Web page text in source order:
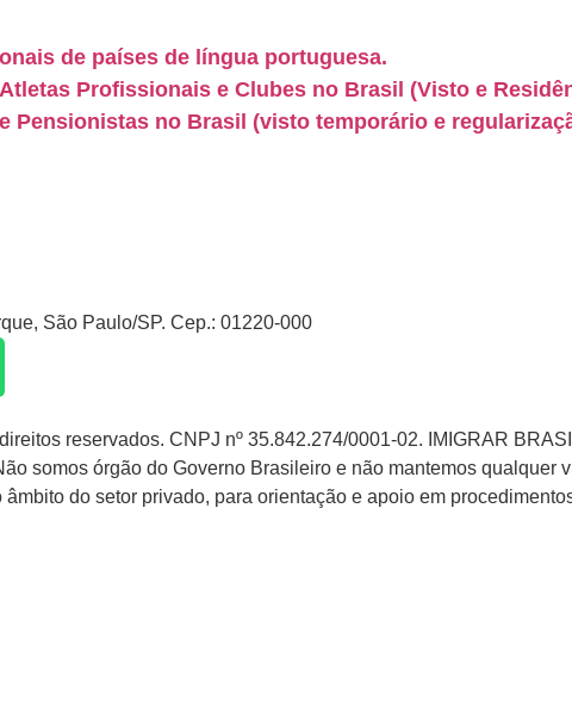
de países de língua portuguesa.
Profissionais e Clubes no Brasil (Visto e
Pensionistas no Brasil (visto temporário e
São Paulo/SP. Cep.: 01220-000
reservados. CNPJ nº 35.842.274/0001-02. IMIGRAR
somos órgão do Governo Brasileiro e não mantemos
do setor privado, para orientação e apoio em